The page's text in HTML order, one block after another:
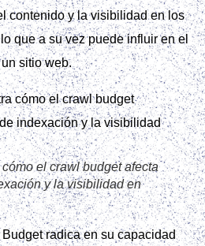
contenido y la visibilidad en los
que a su vez puede influir en el
sitio web.
el crawl budget afecta
y la visibilidad en
radica en su capacidad